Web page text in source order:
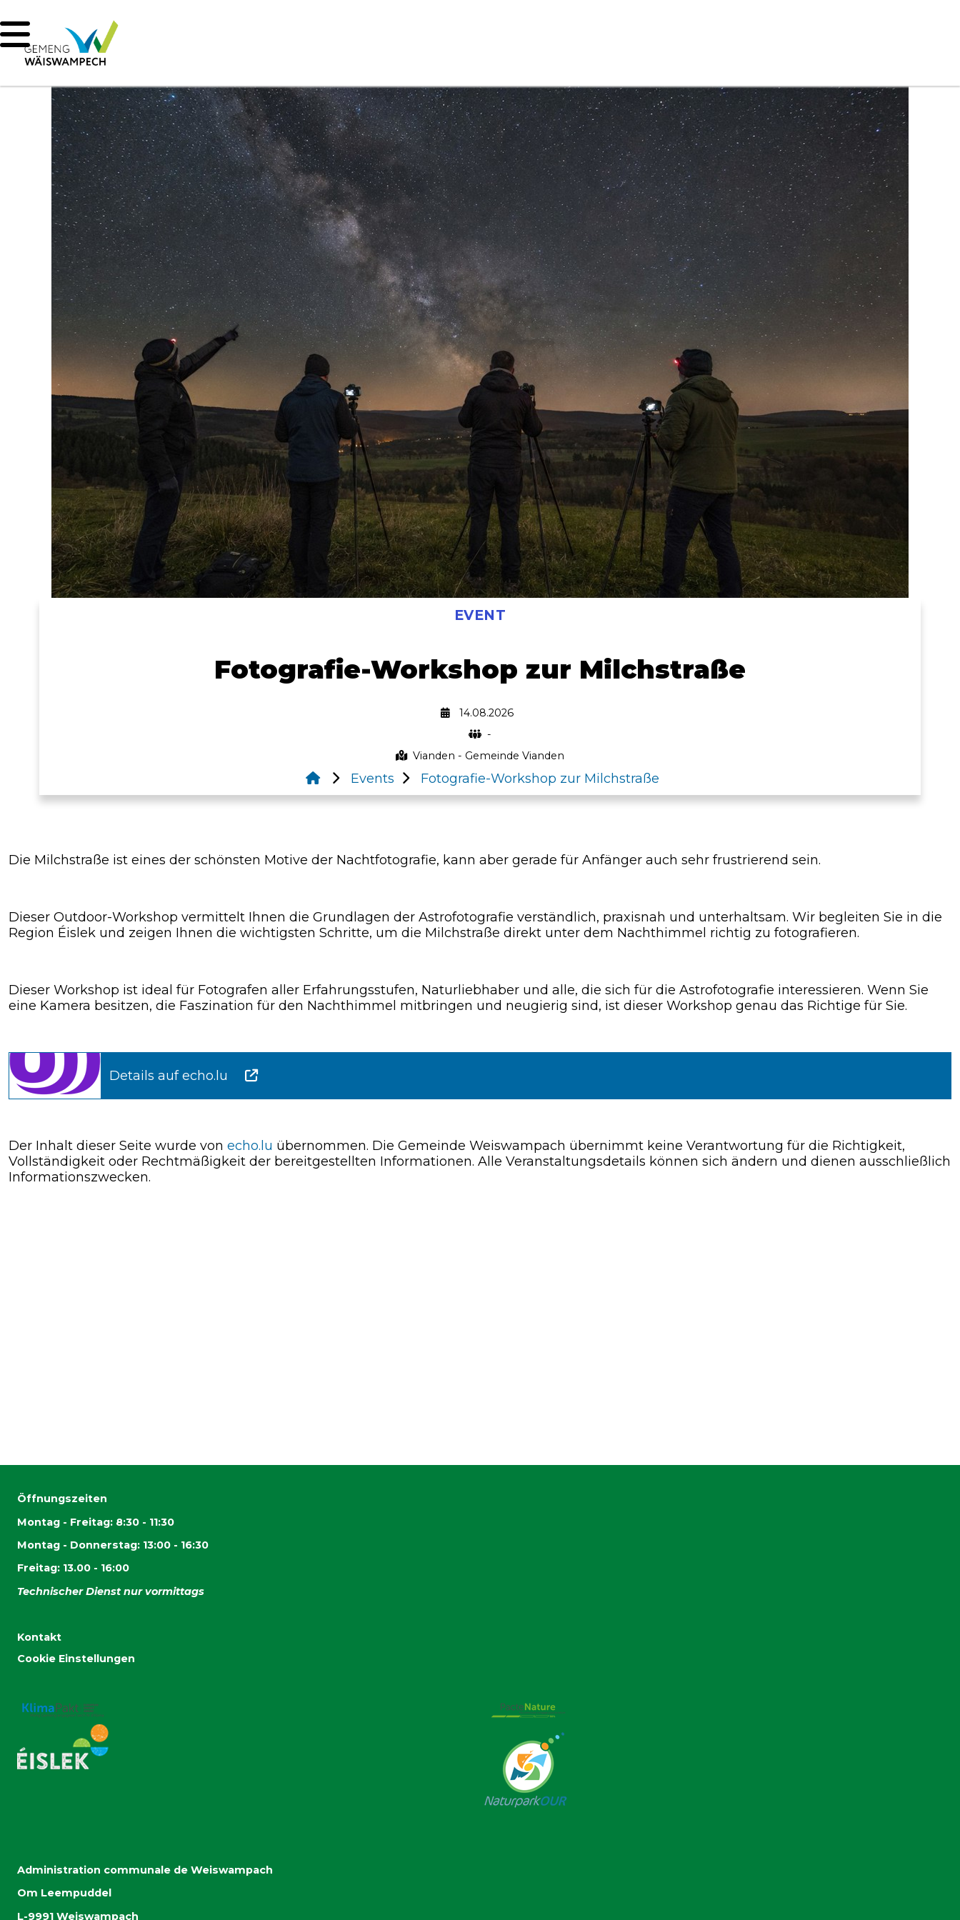
EVENT
Fotografie-Workshop zur Milchstraße
14.08.2026
-
Vianden - Gemeinde Vianden
Fotografie-Workshop zur Milchstraße
Events
Die Milchstraße ist eines der schönsten Motive der Nachtfotografie, kann aber gerade für Anfänger auch sehr frustrierend sein.
Dieser Outdoor-Workshop vermittelt Ihnen die Grundlagen der Astrofotografie verständlich, praxisnah und unterhaltsam. Wir begleiten Sie in die
Region Éislek und zeigen Ihnen die wichtigsten Schritte, um die Milchstraße direkt unter dem Nachthimmel richtig zu fotografieren.
Dieser Workshop ist ideal für Fotografen aller Erfahrungsstufen, Naturliebhaber und alle, die sich für die Astrofotografie interessieren. Wenn Sie
eine Kamera besitzen, die Faszination für den Nachthimmel mitbringen und neugierig sind, ist dieser Workshop genau das Richtige für Sie.
Details auf echo.lu
Der Inhalt dieser Seite wurde von echo.lu übernommen. Die Gemeinde Weiswampach übernimmt keine Verantwortung für die Richtigkeit,
Vollständigkeit oder Rechtmäßigkeit der bereitgestellten Informationen. Alle Veranstaltungsdetails können sich ändern und dienen ausschließlich
Informationszwecken.
Administration communale de Weiswampach
Om Leempuddel
L-9991 Weiswampach
Öffnungszeiten
Montag - Freitag: 8:30 - 11:30
Montag - Donnerstag: 13:00 - 16:30
Freitag: 13.00 - 16:00
Technischer Dienst nur vormittags
Kontakt
Cookie Einstellungen